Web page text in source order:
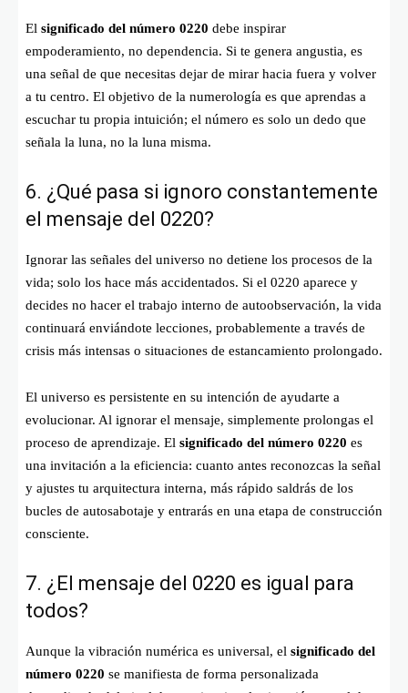
El significado del número 0220 debe inspirar
empoderamiento, no dependencia. Si te genera angustia, es
una señal de que necesitas dejar de mirar hacia fuera y volver
a tu centro. El objetivo de la numerología es que aprendas a
escuchar tu propia intuición; el número es solo un dedo que
señala la luna, no la luna misma.
6. ¿Qué pasa si ignoro constantemente
el mensaje del 0220?
Ignorar las señales del universo no detiene los procesos de la
vida; solo los hace más accidentados. Si el 0220 aparece y
decides no hacer el trabajo interno de autoobservación, la vida
continuará enviándote lecciones, probablemente a través de
crisis más intensas o situaciones de estancamiento prolongado.
El universo es persistente en su intención de ayudarte a
evolucionar. Al ignorar el mensaje, simplemente prolongas el
proceso de aprendizaje. El significado del número 0220 es
una invitación a la eficiencia: cuanto antes reconozcas la señal
y ajustes tu arquitectura interna, más rápido saldrás de los
bucles de autosabotaje y entrarás en una etapa de construcción
consciente.
7. ¿El mensaje del 0220 es igual para
todos?
Aunque la vibración numérica es universal, el significado del
número 0220 se manifiesta de forma personalizada